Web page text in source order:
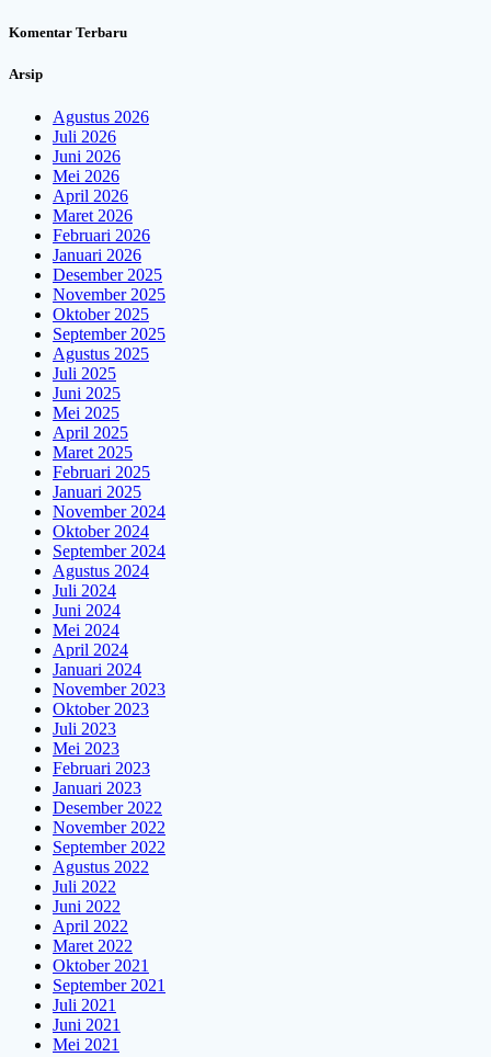
Komentar Terbaru
Arsip
Agustus 2026
Juli 2026
Juni 2026
Mei 2026
April 2026
Maret 2026
Februari 2026
Januari 2026
Desember 2025
November 2025
Oktober 2025
September 2025
Agustus 2025
Juli 2025
Juni 2025
Mei 2025
April 2025
Maret 2025
Februari 2025
Januari 2025
November 2024
Oktober 2024
September 2024
Agustus 2024
Juli 2024
Juni 2024
Mei 2024
April 2024
Januari 2024
November 2023
Oktober 2023
Juli 2023
Mei 2023
Februari 2023
Januari 2023
Desember 2022
November 2022
September 2022
Agustus 2022
Juli 2022
Juni 2022
April 2022
Maret 2022
Oktober 2021
September 2021
Juli 2021
Juni 2021
Mei 2021